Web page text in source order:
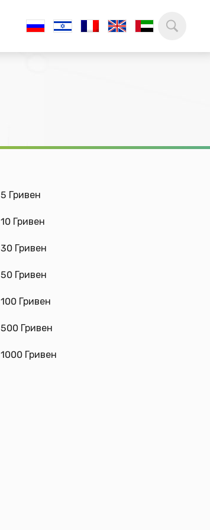
5 Гривен
10 Гривен
30 Гривен
50 Гривен
100 Гривен
500 Гривен
1000 Гривен